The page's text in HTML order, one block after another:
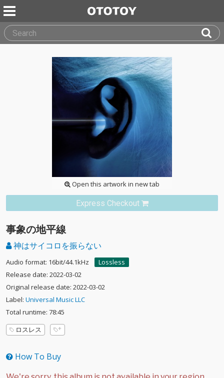
Open this artwork in new tab
Express Checkout
事象の地平線
神はサイコロを振らない
Audio format: 16bit/44.1kHz
Lossless
Release date: 2022-03-02
Original release date: 2022-03-02
Label: Universal Music LLC
Total runtime: 78:45
ロスレス
How To Buy